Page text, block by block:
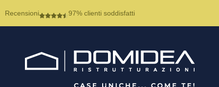
Recensioni 97% clienti soddisfatti